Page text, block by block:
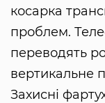
косарка
проблем.
переводять
вертикальне
Захисні